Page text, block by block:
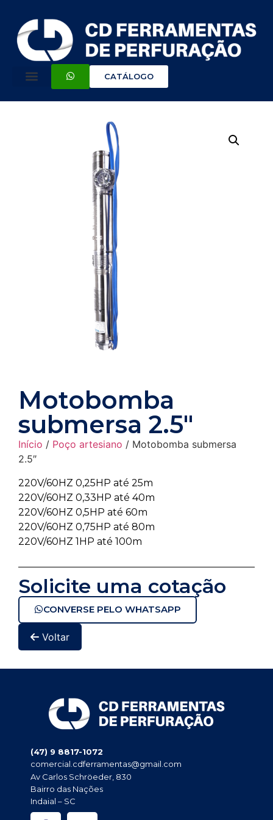
CATÁLOGO
Motobomba
submersa 2.5″
Início / Poço artesiano / Motobomba submersa
2.5″
220V/60HZ 0,25HP até 25m
220V/60HZ 0,33HP até 40m
220V/60HZ 0,5HP até 60m
220V/60HZ 0,75HP até 80m
220V/60HZ 1HP até 100m
Solicite uma cotação
CONVERSE PELO WHATSAPP
Voltar
(47) 9 8817-1072
comercial.cdferramentas@gmail.com
Av Carlos Schröeder, 830
Bairro das Nações
Indaial – SC